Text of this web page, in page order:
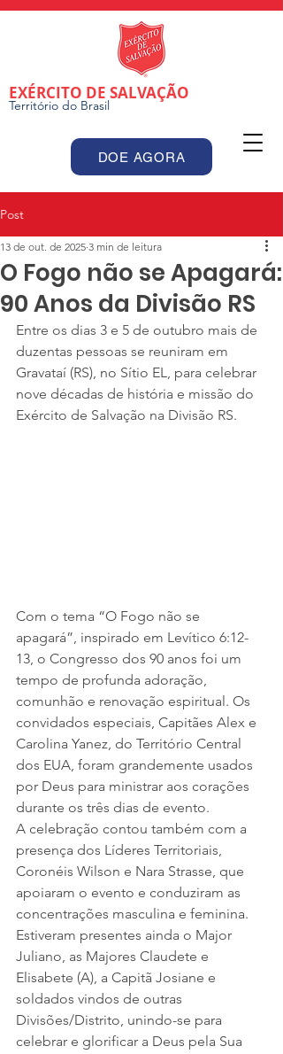
DOE AGORA
EXÉRCITO DE SALVAÇÃO
Território do Brasil
Post
O Fogo não se Apagará:
90 Anos da Divisão RS
13 de out. de 2025 3 min de leitura
Entre os dias 3 e 5 de outubro mais de
duzentas pessoas se reuniram em
Gravataí (RS), no Sítio EL, para celebrar
nove décadas de história e missão do
Exército de Salvação na Divisão RS.
Com o tema “O Fogo não se
apagará”, inspirado em Levítico 6:12-
13, o Congresso dos 90 anos foi um
tempo de profunda adoração,
comunhão e renovação espiritual. Os
convidados especiais, Capitães Alex e
Carolina Yanez, do Território Central
dos EUA, foram grandemente usados
por Deus para ministrar aos corações
durante os três dias de evento.
A celebração contou também com a
presença dos Líderes Territoriais,
Coronéis Wilson e Nara Strasse, que
apoiaram o evento e conduziram as
concentrações masculina e feminina.
Estiveram presentes ainda o Major
Juliano, as Majores Claudete e
Elisabete (A), a Capitã Josiane e
soldados vindos de outras
Divisões/Distrito, unindo-se para
celebrar e glorificar a Deus pela Sua